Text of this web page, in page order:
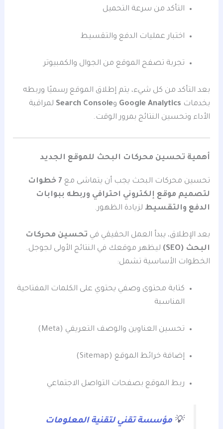
التأكد من سرعة التحميل
اختبار عمليات الدفع والتقسيط
تجربة تصفح الموقع من الجوال والكمبيوتر
بعد التأكد من كل شيء، يتم إطلاق الموقع رسميًا وربطه
بخدمات Google Analytics وSearch Console لمراقبة
الأداء وتحسين النتائج بمرور الوقت.
أهمية تحسين محركات البحث للموقع الجديد
تحسين محركات البحث يجب أن يتماشى مع
7 خطوات
لتصميم موقع إلكتروني احترافي وربطه ببوابات
الدفع والتقسيط لزيادة الظهور.
بعد الإطلاق، يبدأ العمل الحقيقي في تحسين محركات
البحث (SEO)
ليظهر موقعك في النتائج الأولى لجوجل.
الخطوات الأساسية تشمل:
كتابة محتوى وصفي يحتوي على الكلمات المفتاحية
المناسبة
تحسين العناوين والوصف التعريفي (Meta)
إضافة خرائط الموقع (Sitemap)
ربط الموقع بصفحات التواصل الاجتماعي
💡مؤسسة تقني لتقنية المعلومات